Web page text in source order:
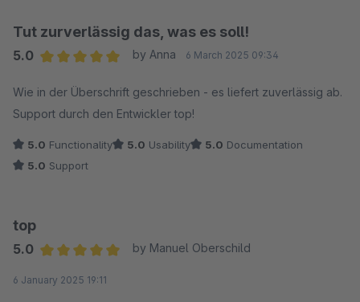
Tut zurverlässig das, was es soll!
5.0
by Anna 6 March 2025 09:34
Wie in der Überschrift geschrieben - es liefert zuverlässig ab.
Support durch den Entwickler top!
5.0 Functionality 5.0 Usability 5.0 Documentation
5.0 Support
top
5.0
by Manuel Oberschild
6 January 2025 19:11